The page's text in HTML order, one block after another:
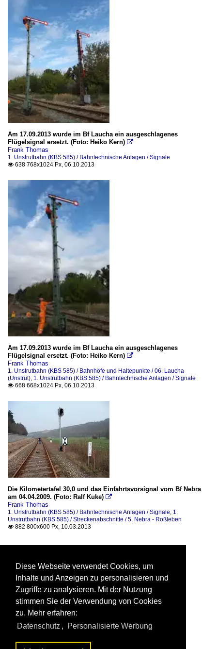
Am 17.09.2013 wurde im Bf Laucha ein ausgeschlagenes
Flügelsignal ersetzt. (Foto: Heiko Kern) 
Frank Thomas
1. Unstrutbahn (KBS 585) / Bahntechnische Anlagen / Signale
 638 768x1024 Px, 06.10.2013
Am 17.09.2013 wurde im Bf Laucha ein ausgeschlagenes
Flügelsignal ersetzt. (Foto: Heiko Kern) 
Frank Thomas
1. Unstrutbahn (KBS 585) / Bahnhöfe und Haltepunkte / 06. Laucha
(Unstrut), 1. Unstrutbahn (KBS 585) / Bahntechnische Anlagen / Signale
 668 668x1024 Px, 06.10.2013
Die Kilometertafel 30,0 und das Einfahrtsvorsignal vom Bf Nebra
am 04.04.2009. (Foto: Ralf Kuke) 
Frank Thomas
1. Unstrutbahn (KBS 585) / Bahntechnische Anlagen / Signale, 1.
Unstrutbahn (KBS 585) / Streckenabschnitte / 5. Nebra - Roßleben
 882 800x600 Px, 10.03.2013
Diese Webseite verwendet Cookies, um
Inhalte und Anzeigen zu personalisieren und
Zugriffe zu analysieren. Mit der Nutzung
stimmen Sie der Verwendung von Cookies
zu. Mehr erfahren:
Datenschutz , Personalisierte Werbung